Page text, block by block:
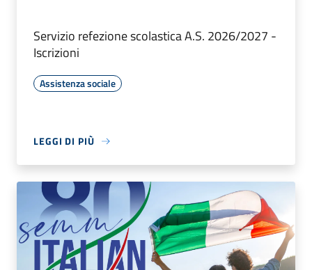
Servizio refezione scolastica A.S. 2026/2027 -
Iscrizioni
Assistenza sociale
LEGGI DI PIÙ